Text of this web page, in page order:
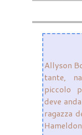
Allyson
tante,
piccolo
deve
ragazza